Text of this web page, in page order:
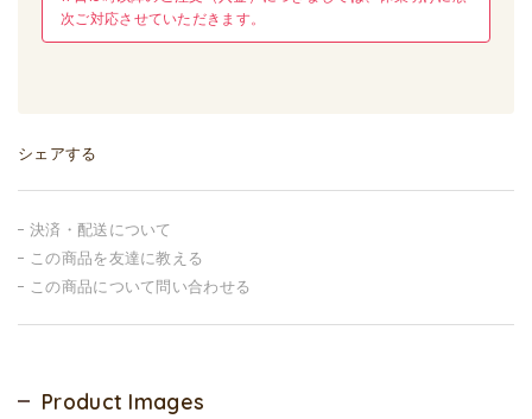
次ご対応させていただきます。
シェアする
決済・配送について
この商品を友達に教える
この商品について問い合わせる
Product Images